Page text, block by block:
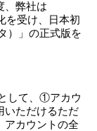
、弊社は
を受け、日本初
）」の正式版を
して、①アカウ
いただけるただ
アカウントの全